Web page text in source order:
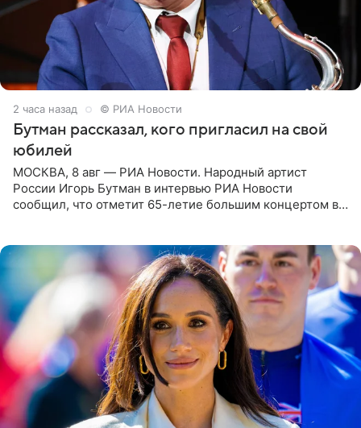
2 часа назад © РИА Новости
Бутман рассказал, кого пригласил на свой
юбилей
МОСКВА, 8 авг — РИА Новости. Народный артист
России Игорь Бутман в интервью РИА Новости
сообщил, что отметит 65-летие большим концертом в